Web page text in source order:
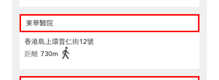
東華醫院
香港島上環普仁街12號
距離 730m